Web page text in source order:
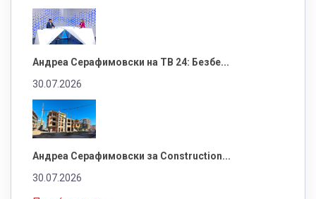
Андреа Серафимовски на ТВ 24: Безбе...
30.07.2026
Андреа Серафимовски за Construction...
30.07.2026